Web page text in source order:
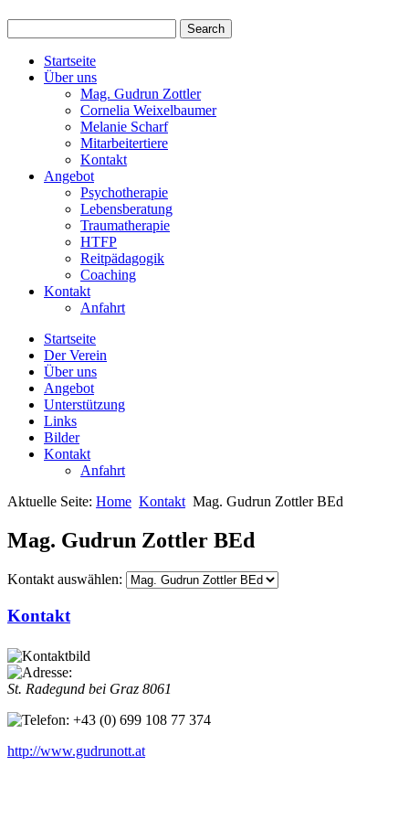
Startseite
Über uns
Mag. Gudrun Zottler
Cornelia Weixelbaumer
Melanie Scharf
Mitarbeitertiere
Kontakt
Angebot
Psychotherapie
Lebensberatung
Traumatherapie
HTFP
Reitpädagogik
Coaching
Kontakt
Anfahrt
Startseite
Der Verein
Über uns
Angebot
Unterstützung
Links
Bilder
Kontakt
Anfahrt
Aktuelle Seite: Home Kontakt Mag. Gudrun Zottler BEd
Mag. Gudrun Zottler BEd
Kontakt auswählen:
Kontakt
St. Radegund bei Graz 8061
+43 (0) 699 108 77 374
http://www.gudrunott.at